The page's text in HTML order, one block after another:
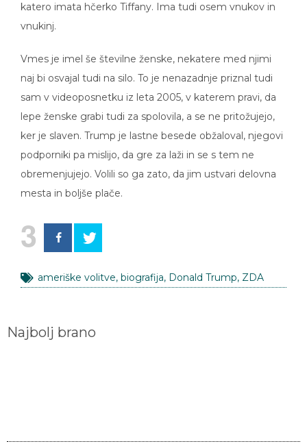
katero imata hčerko Tiffany. Ima tudi osem vnukov in
vnukinj.
Vmes je imel še številne ženske, nekatere med njimi
naj bi osvajal tudi na silo. To je nenazadnje priznal tudi
sam v videoposnetku iz leta 2005, v katerem pravi, da
lepe ženske grabi tudi za spolovila, a se ne pritožujejo,
ker je slaven. Trump je lastne besede obžaloval, njegovi
podporniki pa mislijo, da gre za laži in se s tem ne
obremenjujejo. Volili so ga zato, da jim ustvari delovna
mesta in boljše plače.
3
ameriške volitve, biografija, Donald Trump, ZDA
Najbolj brano